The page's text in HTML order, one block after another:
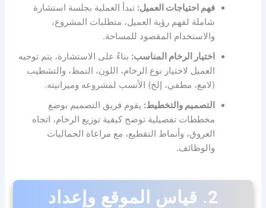
فهم احتياجات العميل: تبدأ العملية بجلسة استشارة
شاملة لفهم رؤية العميل، متطلبات المشروع،
والاستخدام المقصود للمساحة.
اختيار الرخام المناسب: بناءً على الاستشارة، يتم توجيه
العميل لاختيار نوع الرخام، اللون، النمط، والتشطيب
(لامع، مطفي، إلخ) الأنسب لمشروعه وميزانيته.
التصميم والتخطيط: يقوم فريق التصميم بوضع
مخططات تفصيلية توضح كيفية توزيع الرخام، اتجاه
العروق، وأنماط التقطيع، مع مراعاة الجماليات
والوظائف.
2. قياس الموقع وإعداد